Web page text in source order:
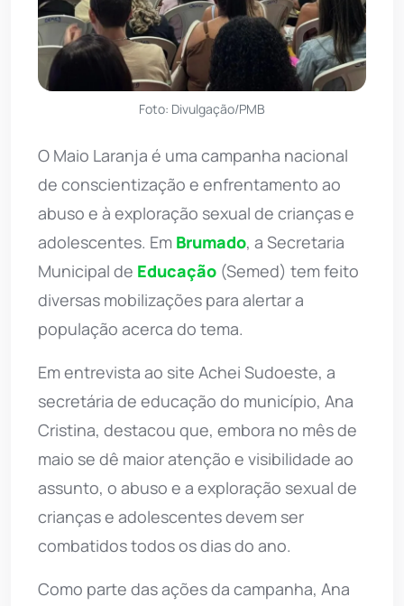
Foto: Divulgação/PMB
O Maio Laranja é uma campanha nacional
de conscientização e enfrentamento ao
abuso e à exploração sexual de crianças e
adolescentes. Em Brumado, a Secretaria
Municipal de Educação (Semed) tem feito
diversas mobilizações para alertar a
população acerca do tema.
Em entrevista ao site Achei Sudoeste, a
secretária de educação do município, Ana
Cristina, destacou que, embora no mês de
maio se dê maior atenção e visibilidade ao
assunto, o abuso e a exploração sexual de
crianças e adolescentes devem ser
combatidos todos os dias do ano.
Como parte das ações da campanha, Ana